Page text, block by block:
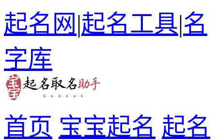
起名网|起名工具|名
字库
首页 宝宝起名 起名